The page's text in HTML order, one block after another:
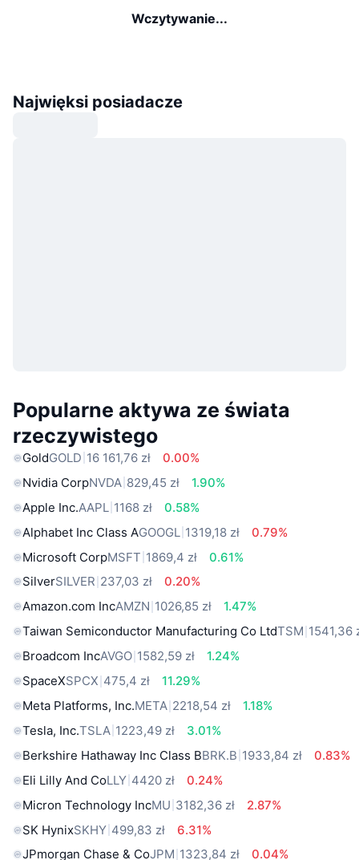
Wczytywanie...
Najwięksi posiadacze
Popularne aktywa ze świata
rzeczywistego
GoldGOLD 16 161,76 zł
0.00%
Nvidia CorpNVDA 829,45 zł
1.90%
Apple Inc.AAPL 1168 zł
0.58%
Alphabet Inc Class AGOOGL 1319,18 zł
0.79%
Microsoft CorpMSFT 1869,4 zł
0.61%
SilverSILVER 237,03 zł
0.20%
Amazon.com IncAMZN 1026,85 zł
1.47%
Taiwan Semiconductor Manufacturing Co LtdTSM 1541,36
Broadcom IncAVGO 1582,59 zł
1.24%
SpaceXSPCX 475,4 zł
11.29%
Meta Platforms, Inc.META 2218,54 zł
1.18%
Tesla, Inc.TSLA 1223,49 zł
3.01%
Berkshire Hathaway Inc Class BBRK.B 1933,84 zł
0.83%
Eli Lilly And CoLLY 4420 zł
0.24%
Micron Technology IncMU 3182,36 zł
2.87%
SK HynixSKHY 499,83 zł
6.31%
JPmorgan Chase & CoJPM 1323,84 zł
0.04%